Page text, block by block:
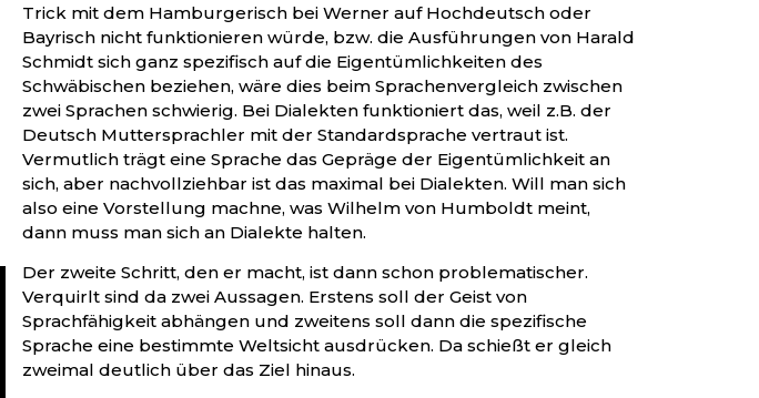
Trick mit dem Hamburgerisch bei Werner auf Hochdeutsch oder
Bayrisch nicht funktionieren würde, bzw. die Ausführungen von Harald
Schmidt sich ganz spezifisch auf die Eigentümlichkeiten des
Schwäbischen beziehen, wäre dies beim Sprachenvergleich zwischen
zwei Sprachen schwierig. Bei Dialekten funktioniert das, weil z.B. der
Deutsch Muttersprachler mit der Standardsprache vertraut ist.
Vermutlich trägt eine Sprache das Gepräge der Eigentümlichkeit an
sich, aber nachvollziehbar ist das maximal bei Dialekten. Will man sich
also eine Vorstellung machne, was Wilhelm von Humboldt meint,
dann muss man sich an Dialekte halten.
Der zweite Schritt, den er macht, ist dann schon problematischer.
Verquirlt sind da zwei Aussagen. Erstens soll der Geist von
Sprachfähigkeit abhängen und zweitens soll dann die spezifische
Sprache eine bestimmte Weltsicht ausdrücken. Da schießt er gleich
zweimal deutlich über das Ziel hinaus.